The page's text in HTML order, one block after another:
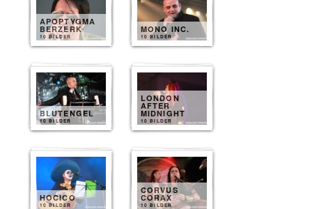
APOPTYGMA
BERZERK
10 BILDER
MONO INC.
10 BILDER
BLUTENGEL
10 BILDER
LONDON
AFTER
MIDNIGHT
10 BILDER
HOCICO
10 BILDER
CORVUS
CORAX
10 BILDER